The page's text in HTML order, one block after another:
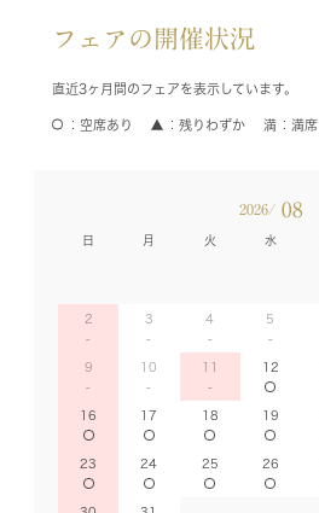
フェアの開催状況
直近3ヶ月間のフェアを表示しています。
空席あり 残りわずか 満席
2026/ 08
日 月 火 水
2 3 4 5
9 10 11 12
16 17 18 19
23 24 25 26